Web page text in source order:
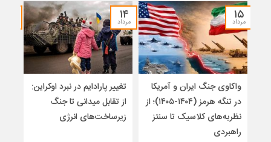
۱۵
مرداد
واکاوی جنگ ایران و آمریکا
در تنگه هرمز (۱۴۰۴-۱۴۰۵)؛ از
نظریه‌های کلاسیک تا سنتز
راهبردی
۱۴
مرداد
تغییر پارادایم در نبرد اوکراین:
از تقابل میدانی تا جنگ
زیرساخت‌های انرژی